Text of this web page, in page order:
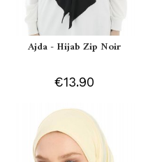
Ajda - Hijab Zip Noir
€13.90